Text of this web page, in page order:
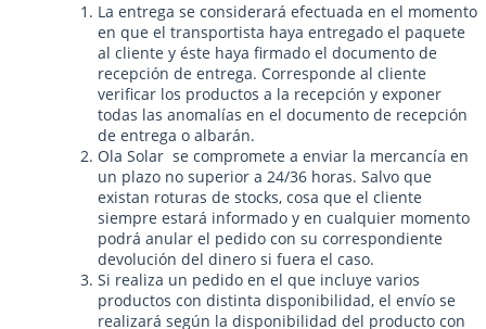
La entrega se considerará efectuada en el momento
en que el transportista haya entregado el paquete
al cliente y éste haya firmado el documento de
recepción de entrega. Corresponde al cliente
verificar los productos a la recepción y exponer
todas las anomalías en el documento de recepción
de entrega o albarán.
Ola Solar se compromete a enviar la mercancía en
un plazo no superior a 24/36 horas. Salvo que
existan roturas de stocks, cosa que el cliente
siempre estará informado y en cualquier momento
podrá anular el pedido con su correspondiente
devolución del dinero si fuera el caso.
Si realiza un pedido en el que incluye varios
productos con distinta disponibilidad, el envío se
realizará según la disponibilidad del producto con